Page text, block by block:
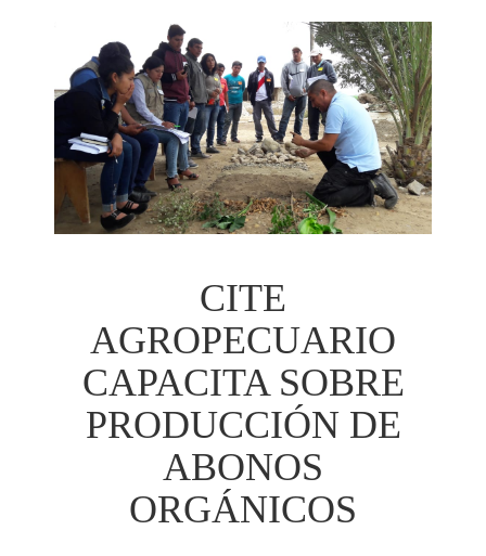
CITE
AGROPECUARIO
CAPACITA SOBRE
PRODUCCIÓN DE
ABONOS
ORGÁNICOS